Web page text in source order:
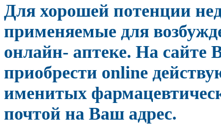
Для хорошей потенции
применяемые для
онлайн- аптеке. На сайте
приобрести online
именитых
почтой на Ваш адрес.